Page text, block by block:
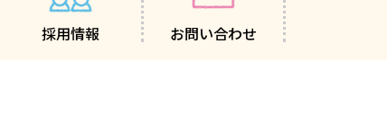
採用情報 お問い合わせ